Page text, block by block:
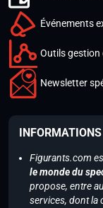
Événements
Outils gestion
Newsletter
Figurants.com
le monde du
propose, entre
services, dont la